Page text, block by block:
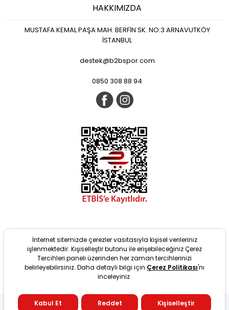
Yeni
HAKKIMIZDA
MUSTAFA KEMAL PAŞA MAH. BERFİN SK. NO:3 ARNAVUTKÖY
İSTANBUL
destek@b2bspor.com
0850 308 88 94
tarafından T-Soft Altyapısıyla geliştirilmiştir. #OD 2022 Copyright
İnternet sitemizde çerezler vasıtasıyla kişisel verileriniz
işlenmektedir. Kişiselleştir butonu ile erişebileceğiniz Çerez
Tercihleri paneli üzerinden her zaman tercihlerinizi
belirleyebilirsiniz. Daha detaylı bilgi için Çerez Politikası'nı
inceleyiniz.
Kabul Et Reddet Kişiselleştir